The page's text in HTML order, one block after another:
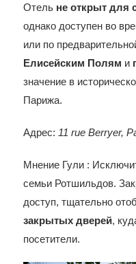
Отель не открыт для
однако доступен во
или по
Елисейским Полям и
значение в
Парижа.
Адрес: 11 rue Berryer,
Мнение Гули :
семьи Ротшильдов.
доступ, тщательно
закрытых дверей,
посетители.